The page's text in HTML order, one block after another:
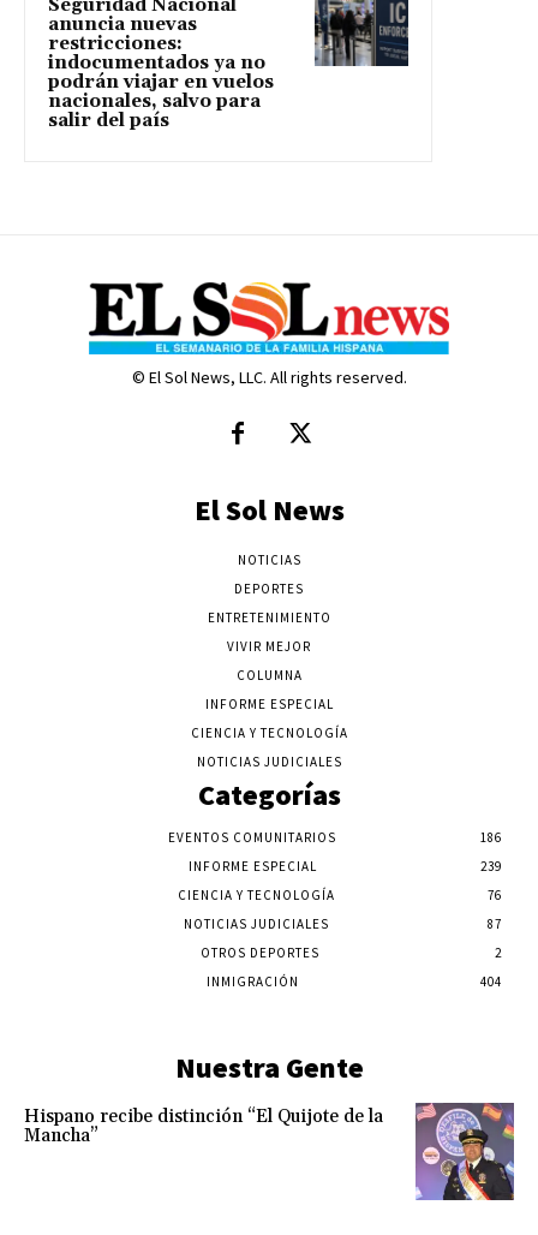
Seguridad Nacional
anuncia nuevas
restricciones:
indocumentados ya no
podrán viajar en vuelos
nacionales, salvo para
salir del país
© El Sol News, LLC. All rights reserved.
El Sol News
NOTICIAS
DEPORTES
ENTRETENIMIENTO
VIVIR MEJOR
COLUMNA
INFORME ESPECIAL
CIENCIA Y TECNOLOGÍA
NOTICIAS JUDICIALES
Categorías
EVENTOS COMUNITARIOS
186
INFORME ESPECIAL
239
CIENCIA Y TECNOLOGÍA
76
NOTICIAS JUDICIALES
87
OTROS DEPORTES
2
INMIGRACIÓN
404
Nuestra Gente
Hispano recibe distinción “El Quijote de la
Mancha”